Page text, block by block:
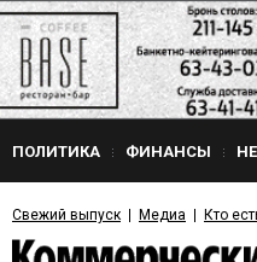
ПОЛИТИКА ФИНАНСЫ
Свежий выпуск Медиа Кто